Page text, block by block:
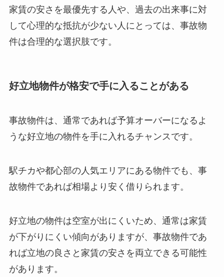
家賃の安さを最優先する人や、過去の出来事に対
して心理的な抵抗が少ない人にとっては、事故物
件は合理的な選択肢です。
好立地物件が格安で手に入ることがある
事故物件は、通常であれば予算オーバーになるよ
うな好立地の物件を手に入れるチャンスです。
駅チカや都心部の人気エリアにある物件でも、事
故物件であれば相場より安く借りられます。
好立地の物件は空室が出にくいため、通常は家賃
が下がりにくい傾向がありますが、事故物件であ
れば立地の良さと家賃の安さを両立できる可能性
があります。